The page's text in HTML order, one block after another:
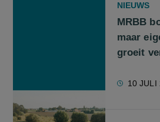
NIEUWS
MRBB
maar
groeit
10 JULI